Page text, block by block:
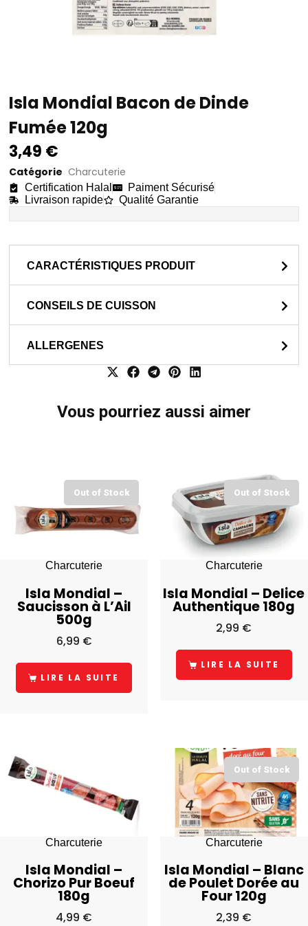
Isla Mondial Bacon de Dinde
Fumée 120g
3,49 €
Catégorie Charcuterie
Certification Halal
Paiment Sécurisé
Livraison rapide
Qualité Garantie
CARACTÉRISTIQUES PRODUIT
CONSEILS DE CUISSON
ALLERGENES
Vous pourriez aussi aimer
Out of Stock
Charcuterie
Isla Mondial –
Saucisson à L’Ail
500g
6,99 €
LIRE LA SUITE
Out of Stock
Charcuterie
Isla Mondial – Delice
Authentique 180g
2,99 €
LIRE LA SUITE
Charcuterie
Isla Mondial –
Chorizo Pur Boeuf
180g
4,99 €
Out of Stock
Charcuterie
Isla Mondial – Blanc
de Poulet Dorée au
Four 120g
2,39 €